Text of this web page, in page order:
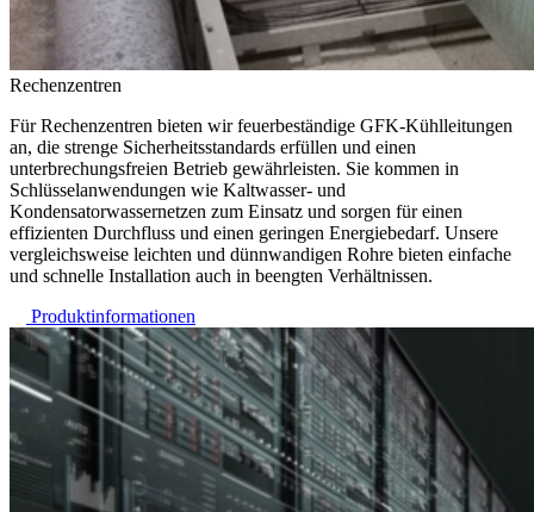
Rechenzentren
Für Rechenzentren bieten wir feuerbeständige GFK-Kühlleitungen
an, die strenge Sicherheitsstandards erfüllen und einen
unterbrechungsfreien Betrieb gewährleisten. Sie kommen in
Schlüsselanwendungen wie Kaltwasser- und
Kondensatorwassernetzen zum Einsatz und sorgen für einen
effizienten Durchfluss und einen geringen Energiebedarf. Unsere
vergleichsweise leichten und dünnwandigen Rohre bieten einfache
und schnelle Installation auch in beengten Verhältnissen.
Produktinformationen